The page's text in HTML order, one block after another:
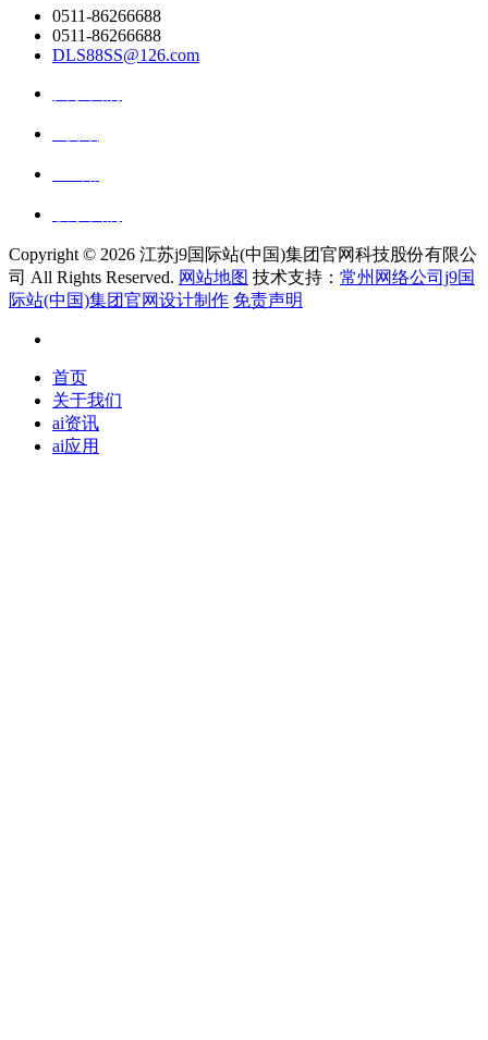
0511-86266688
0511-86266688
DLS88SS@126.com
Copyright © 2026 江苏j9国际站(中国)集团官网科技股份有限公
司 All Rights Reserved. 网站地图 技术支持： 常州网络公司j9国
际站(中国)集团官网设计制作 免责声明
首页
关于我们
ai资讯
ai应用